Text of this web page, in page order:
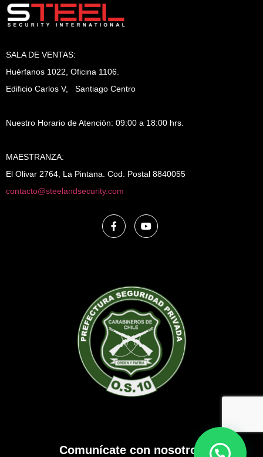
SALA DE VENTAS:
Huérfanos 1022, Oficina 1106.
Edificio Carlos V, Santiago Centro
Nuestro Horario de Atención: 09:00 a 18:00 hrs.
MAESTRANZA:
El Olivar 2764, La Pintana. Cod. Postal 8840055
contacto@steelandsecurity.com
Comunícate con nosotros